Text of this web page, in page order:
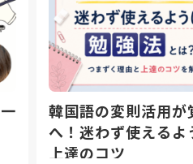
韓国語の変則活用が
へ！迷わず使える
上達のコツ